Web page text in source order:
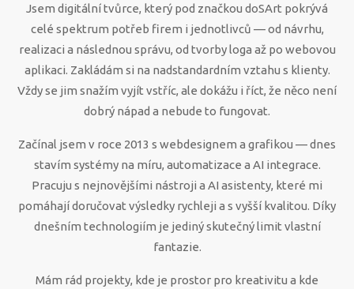
Jsem digitální tvůrce, který pod značkou doSArt pokrývá
celé spektrum potřeb firem i jednotlivců — od návrhu,
realizaci a následnou správu, od tvorby loga až po webovou
aplikaci. Zakládám si na nadstandardním vztahu s klienty.
Vždy se jim snažím vyjít vstříc, ale dokážu i říct, že něco není
dobrý nápad a nebude to fungovat.
Začínal jsem v roce 2013 s webdesignem a grafikou — dnes
stavím systémy na míru, automatizace a AI integrace.
Pracuju s nejnovějšími nástroji a AI asistenty, které mi
pomáhají doručovat výsledky rychleji a s vyšší kvalitou. Díky
dnešním technologiím je jediný skutečný limit vlastní
fantazie.
Mám rád projekty, kde je prostor pro kreativitu a kde